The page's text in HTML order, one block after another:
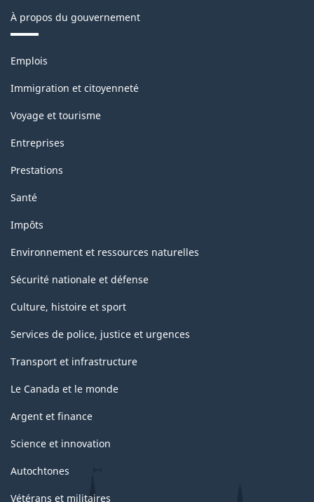
À propos du gouvernement
Thèmes
sujets
Emplois
Immigration et citoyenneté
Voyage et tourisme
Entreprises
Prestations
Santé
Impôts
Environnement et ressources naturelles
Sécurité nationale et défense
Culture, histoire et sport
Services de police, justice et urgences
Transport et infrastructure
Le Canada et le monde
Argent et finance
Science et innovation
Autochtones
Vétérans et militaires